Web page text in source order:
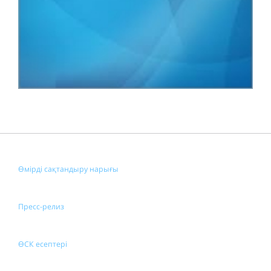
Өмірді сақтандыру нарығы
Пресс-релиз
ӨСК есептері